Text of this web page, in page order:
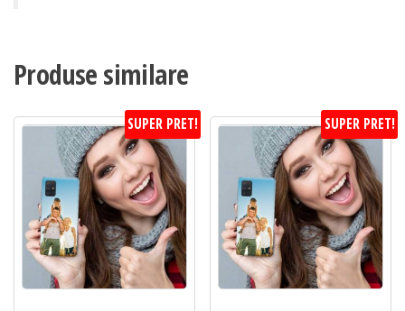
Produse similare
SUPER PRET! SUPER PRET!